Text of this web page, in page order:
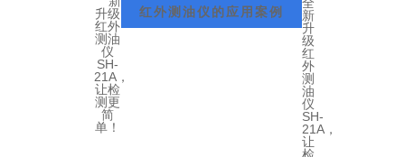
红外测油仪的应用案例